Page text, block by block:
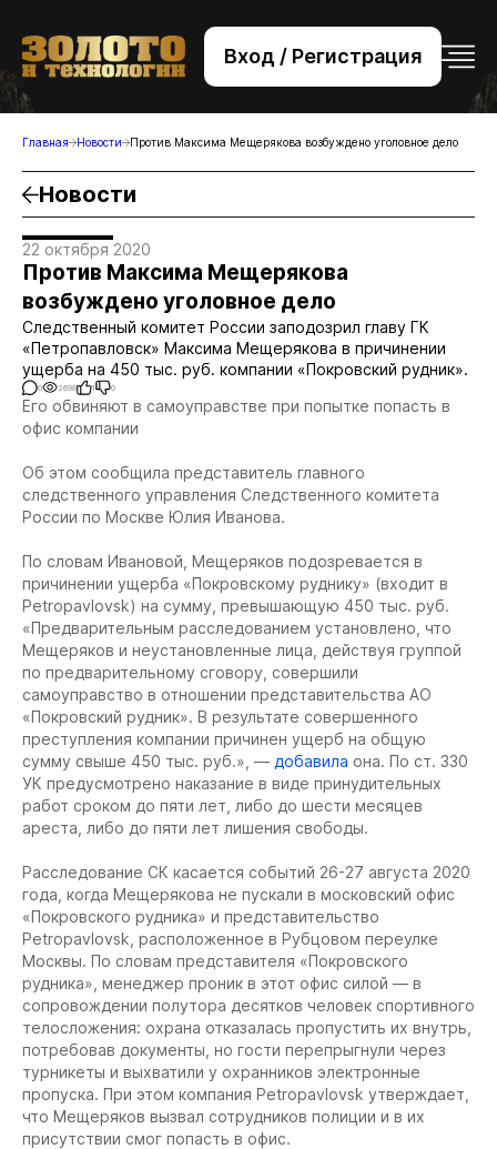
Вход / Регистрация
+7 (495) 221-76-32
bsv@zolteh.ru
Главная Новости Против Максима Мещерякова возбуждено уголовное дело
Новости
22 октября 2020
Против Максима Мещерякова
возбуждено уголовное дело
Следственный комитет России заподозрил главу ГК
«Петропавловск» Максима Мещерякова в причинении
ущерба на 450 тыс. руб. компании «Покровский рудник».
0 2698 1 0
Его обвиняют в самоуправстве при попытке попасть в
офис компании
Об этом сообщила представитель главного
следственного управления Следственного комитета
России по Москве Юлия Иванова.
По словам Ивановой, Мещеряков подозревается в
причинении ущерба «Покровскому руднику» (входит в
Petropavlovsk) на сумму, превышающую 450 тыс. руб.
«Предварительным расследованием установлено, что
Мещеряков и неустановленные лица, действуя группой
по предварительному сговору, совершили
самоуправство в отношении представительства АО
«Покровский рудник». В результате совершенного
преступления компании причинен ущерб на общую
сумму свыше 450 тыс. руб.», — добавила она. По ст. 330
УК предусмотрено наказание в виде принудительных
работ сроком до пяти лет, либо до шести месяцев
ареста, либо до пяти лет лишения свободы.
Расследование СК касается событий 26-27 августа 2020
года, когда Мещерякова не пускали в московский офис
«Покровского рудника» и представительство
Petropavlovsk, расположенное в Рубцовом переулке
Москвы. По словам представителя «Покровского
рудника», менеджер проник в этот офис силой — в
сопровождении полутора десятков человек спортивного
телосложения: охрана отказалась пропустить их внутрь,
потребовав документы, но гости перепрыгнули через
турникеты и выхватили у охранников электронные
пропуска. При этом компания Petropavlovsk утверждает,
что Мещеряков вызвал сотрудников полиции и в их
присутствии смог попасть в офис.